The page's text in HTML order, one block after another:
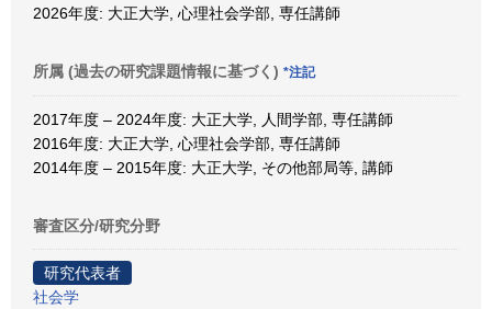
2026年度: 大正大学, 心理社会学部, 専任講師
所属 (過去の研究課題情報に基づく) *注記
2017年度 – 2024年度: 大正大学, 人間学部, 専任講師
2016年度: 大正大学, 心理社会学部, 専任講師
2014年度 – 2015年度: 大正大学, その他部局等, 講師
審査区分/研究分野
研究代表者
社会学